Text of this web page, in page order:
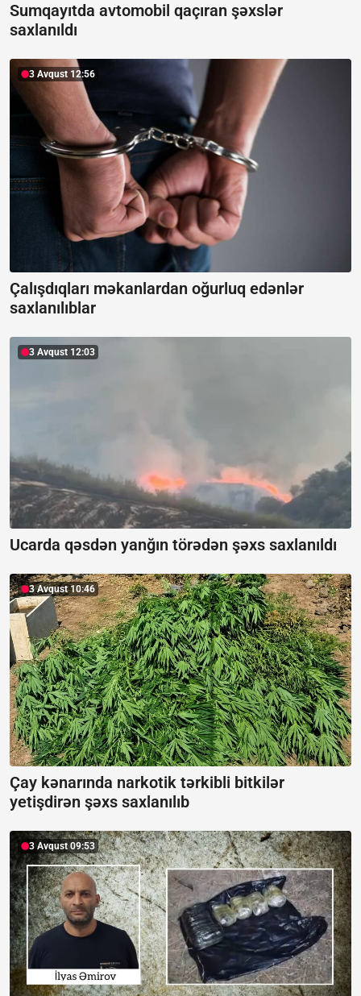
Sumqayıtda avtomobil qaçıran şəxslər
saxlanıldı
3 Avqust 12:56
Çalışdıqları məkanlardan oğurluq edənlər
saxlanılıblar
3 Avqust 12:03
Ucarda qəsdən yanğın törədən şəxs saxlanıldı
3 Avqust 10:46
Çay kənarında narkotik tərkibli bitkilər
yetişdirən şəxs saxlanılıb
3 Avqust 09:53